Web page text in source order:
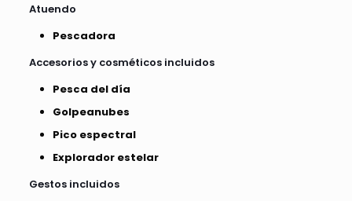
Atuendo
Pescadora
Accesorios y cosméticos incluidos
Pesca del día
Golpeanubes
Pico espectral
Explorador estelar
Gestos incluidos